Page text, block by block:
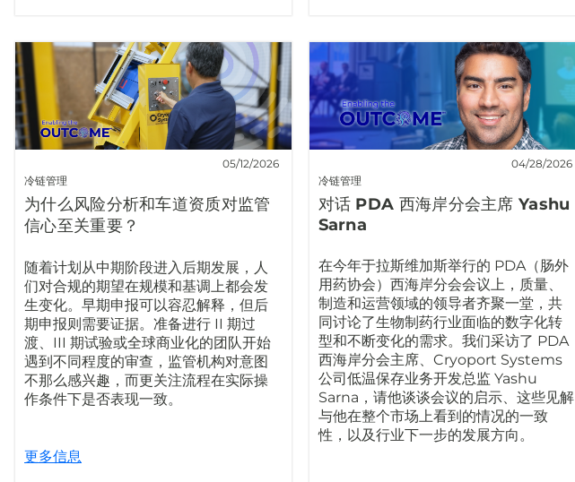
冷链管理
05/12/2026
为什么风险分析和车道资质对监管
信心至关重要？
随着计划从中期阶段进入后期发展，人
们对合规的期望在规模和基调上都会发
生变化。早期申报可以容忍解释，但后
期申报则需要证据。准备进行 II 期过
渡、III 期试验或全球商业化的团队开始
遇到不同程度的审查，监管机构对意图
不那么感兴趣，而更关注流程在实际操
作条件下是否表现一致。
更多信息
冷链管理
04/28/2026
对话 PDA 西海岸分会主席 Yashu
Sarna
在今年于拉斯维加斯举行的 PDA（肠外
用药协会）西海岸分会会议上，质量、
制造和运营领域的领导者齐聚一堂，共
同讨论了生物制药行业面临的数字化转
型和不断变化的需求。我们采访了 PDA
西海岸分会主席、Cryoport Systems
公司低温保存业务开发总监 Yashu
Sarna，请他谈谈会议的启示、这些见解
与他在整个市场上看到的情况的一致
性，以及行业下一步的发展方向。